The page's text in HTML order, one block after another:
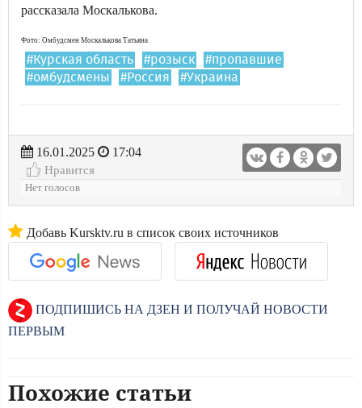
рассказала Москалькова.
Фото: Омбудсмен Москалькова Татьяна
#Курская область #розыск
#пропавшие
#омбудсмены
#Россия #Украина
16.01.2025
17:04
Нравится
Нет голосов
Добавь Kursktv.ru в список своих источников
ПОДПИШИСЬ НА ДЗЕН И ПОЛУЧАЙ НОВОСТИ
ПЕРВЫМ
Похожие статьи